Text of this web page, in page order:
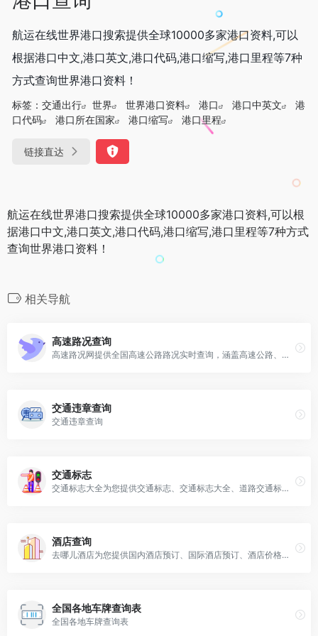
航运在线世界港口搜索提供全球10000多家港口资料,可以
根据港口中文,港口英文,港口代码,港口缩写,港口里程等7种
方式查询世界港口资料！
标签： 交通出行 世界 世界港口资料 港口 港口中英文
港
口代码
港口所在国家 港口缩写 港口里程
链接直达
航运在线世界港口搜索提供全球10000多家港口资料,可以根
据港口中文,港口英文,港口代码,港口缩写,港口里程等7种方式
查询世界港口资料！
相关导航
高速路况查询
高速路况网提供全国高速公路路况实时查询，涵盖高速公路、高速收费站以及高速服务区大全，为广大车主提供高速公路最新路况查询、收费站开通封闭查询、高速人工电话等查询服务，是一个国内高速路况信息相对比较全面、更新比较及时的查询平台。
交通违章查询
交通违章查询
交通标志
交通标志大全为您提供交通标志、交通标志大全、道路交通标志和标线、交通标志图解、交通标志图片大全、交通标志牌、交警手势图解、交警手势大全、交警手势、交通手势等最新交通标志和交警手势全图解。
酒店查询
去哪儿酒店为您提供国内酒店预订、国际酒店预订、酒店价格查询、优质的宾馆住宿推荐。去哪儿拥有国内外数千万会员酒店，更有国内外真实用户点评等酒店信息，是中国领先的酒店预订服务中心。
全国各地车牌查询表
全国各地车牌查询表